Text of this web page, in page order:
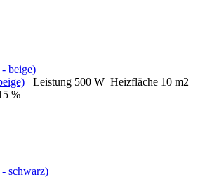
Leistung 500 W Heizfläche 10 m2
%